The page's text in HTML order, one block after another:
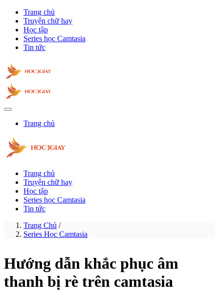
Trang chủ
Truyện chữ hay
Học tập
Series học Camtasia
Tin tức
Trang chủ
Trang chủ
Truyện chữ hay
Học tập
Series học Camtasia
Tin tức
Trang Chủ /
Series Học Camtasia
Hướng dẫn khắc phục âm
thanh bị rè trên camtasia